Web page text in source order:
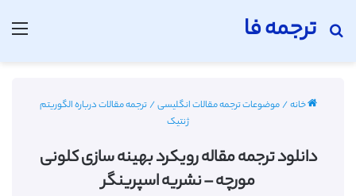
ترجمه فا
جستجو برای
خانه/موضوعات ترجمه مقالات انگلیسی/ترجمه مقالات درباره الگوریتم
ژنتیک
دانلود ترجمه مقاله رویکرد بهینه سازی کلونی
مورچه – نشریه اسپرینگر